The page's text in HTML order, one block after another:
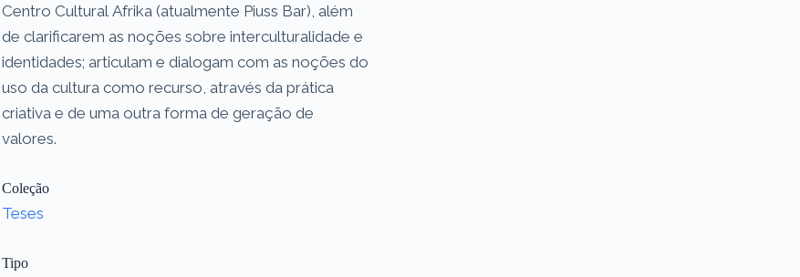
Centro Cultural Afrika (atualmente Piuss Bar), além
de clarificarem as noções sobre interculturalidade e
identidades; articulam e dialogam com as noções do
uso da cultura como recurso, através da prática
criativa e de uma outra forma de geração de
valores.
Coleção
Teses
Tipo